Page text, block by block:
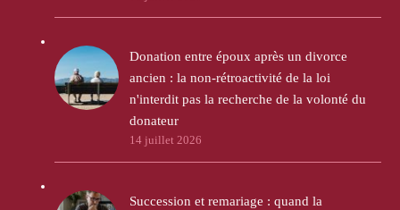
Donation entre époux après un divorce
ancien : la non-rétroactivité de la loi
n'interdit pas la recherche de la volonté du
donateur
14 juillet 2026
Succession et remariage : quand la